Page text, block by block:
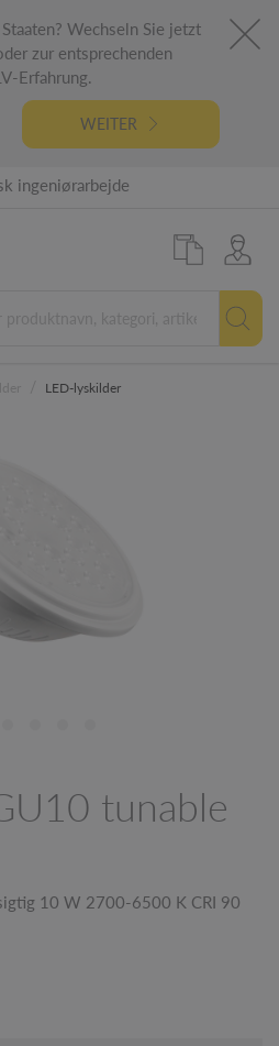
Wechseln Sie jetzt
zur entsprechenden
Erfahrung.
WEITER
5 års garanti
ingeniørarbejde
inden for 48 timer i EU
98 % varelager
LED-lyskilder
tunable
10 W 2700-6500 K CRI 90